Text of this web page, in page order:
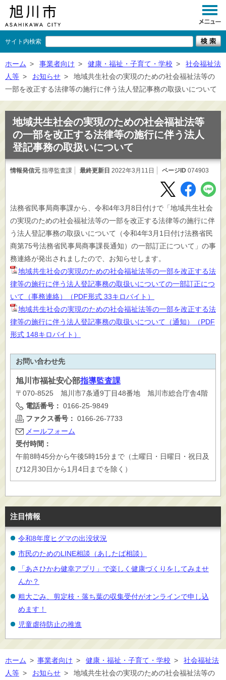
サイト内検索
くらし
事業者向け
施設一覧
市政情報
ホーム > 事業者向け > 健康・福祉・子育て・学校 >
社会福祉法
人等 > お知らせ >
地域共生社会の実現のための社会福祉法等の
一部を改正する法律等の施行に伴う法人登記事務の取扱いについて
地域共生社会の実現のための社会福祉法等
の一部を改正する法律等の施行に伴う法人
登記事務の取扱いについて
情報発信元 指導監査課 最終更新日 2022年3月11日 ページID 074903
法務省民事局商事課から、令和4年3月8日付けで「地域共生社会
の実現のための社会福祉法等の一部を改正する法律等の施行に伴
う法人登記事務の取扱いについて（令和4年3月1日付け法務省民
商第75号法務省民事局商事課長通知）の一部訂正について」の事
務連絡が発出されましたので、お知らせします。
地域共生社会の実現のための社会福祉法等の一部を改正する法
律等の施行に伴う法人登記事務の取扱いについての一部訂正につ
いて（事務連絡）（PDF形式 33キロバイト）
地域共生社会の実現のための社会福祉法等の一部を改正する法
律等の施行に伴う法人登記事務の取扱いについて（通知）（PDF
形式 148キロバイト）
お問い合わせ先
旭川市福祉安心部指導監査課
〒070-8525 旭川市7条通9丁目48番地 旭川市総合庁舎4階
電話番号： 0166-25-9849
ファクス番号： 0166-26-7733
メールフォーム
受付時間：
午前8時45分から午後5時15分まで（土曜日・日曜日・祝日及
び12月30日から1月4日までを除く）
注目情報
令和8年度ヒグマの出没状況
市民のためのLINE相談（あしたば相談）
「あさひかわ健幸アプリ」で楽しく健康づくりをしてみませ
んか？
粗大ごみ、剪定枝・落ち葉の収集受付がオンラインで申し込
めます！
児童虐待防止の推進
ホーム > 事業者向け > 健康・福祉・子育て・学校 >
社会福祉法
人等 > お知らせ > 地域共生社会の実現のための社会福祉法等の